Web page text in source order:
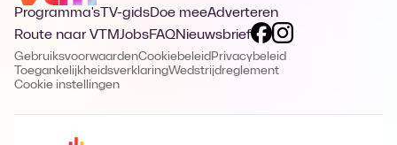
Programma's TV-gidsDoe meeAdverteren
Route naar VTMJobsFAQNieuwsbrief
GebruiksvoorwaardenCookiebeleid Privacybeleid
ToegankelijkheidsverklaringWedstrijdreglement
Cookie instellingen